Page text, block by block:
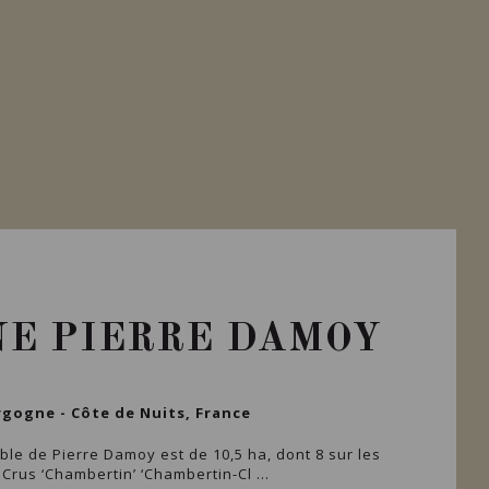
PIERRE DAMOY
- Côte de Nuits, France
de Pierre Damoy est de 10,5 ha, dont 8 sur les
‘Chambertin’ ‘Chambertin-Cl ...